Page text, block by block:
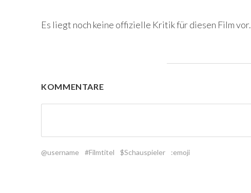
Es liegt noch keine offizielle Kritik für diesen Film vor.
KOMMENTARE
@username #Filmtitel $Schauspieler :emoji